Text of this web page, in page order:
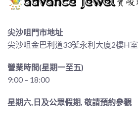
尖沙咀門市地址
尖沙咀金巴利道33號永利大廈2樓H室
營業時間(星期一至五)
9:00 – 18:00
星期六,日及公眾假期, 敬請預約參觀